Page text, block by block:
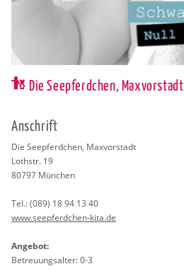
Die Seepferdchen, Maxvorstadt
An­schrift
Die See­pferd­chen, Max­vor­stadt
Loth­str. 19
80797 Mün­chen
Tel.:(089) 18 94 13 40
www.​see​pfer​dche​n-​kita.​de
An­ge­bot:
Be­treu­ungs­al­ter: 0-3